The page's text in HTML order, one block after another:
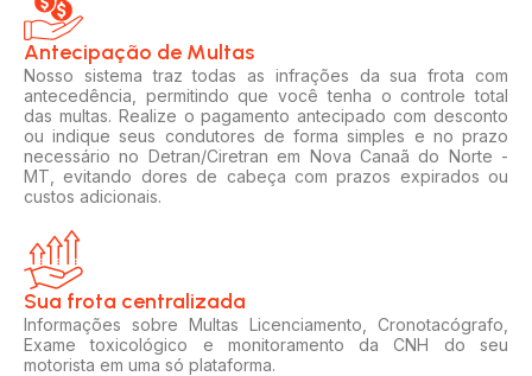
Antecipação de Multas
Nosso sistema traz todas as infrações da sua frota com
antecedência, permitindo que você tenha o controle total
das multas. Realize o pagamento antecipado com desconto
ou indique seus condutores de forma simples e no prazo
necessário no Detran/Ciretran em Nova Canaã do Norte -
MT, evitando dores de cabeça com prazos expirados ou
custos adicionais.
Sua frota centralizada​
Informações sobre Multas Licenciamento, Cronotacógrafo,
Exame toxicológico e monitoramento da CNH do seu
motorista em uma só plataforma.